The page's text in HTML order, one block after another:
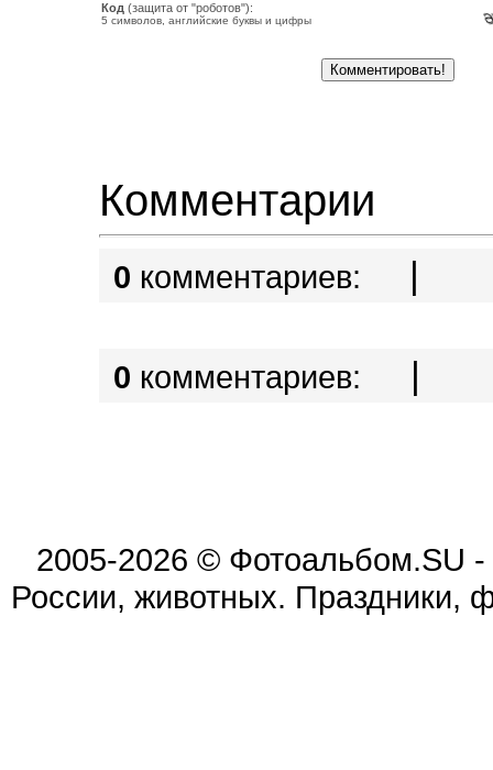
Код (защита от "роботов"):
5 символов, английские буквы и цифры
Комментарии
0 комментариев: |
0 комментариев: |
2005-2026 © Фотоальбом.SU -
России, животных. Праздники,